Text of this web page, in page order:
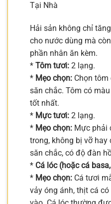
Tại Nhà
Hải sản không chỉ
cho nước dùng mà
phần nhân ăn kèm.
* Tôm tươi: 2 lạng.
* Mẹo chọn: Chọn tôm
săn chắc. Tôm có
tốt nhất.
* Mực tươi: 2 lạng.
* Mẹo chọn: Mực phải
trong, không bị vỡ
săn chắc, có độ đàn
* Cá lóc (hoặc cá
* Mẹo chọn: Cá tươi
vảy óng ánh, thịt cá